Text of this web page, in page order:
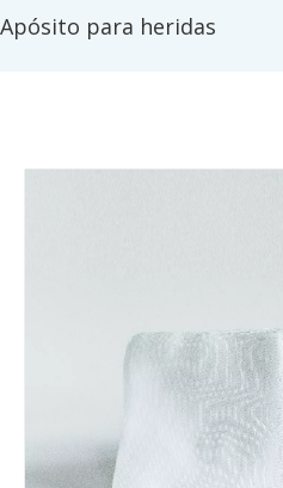
Apósito para heridas